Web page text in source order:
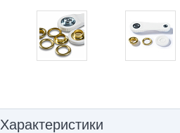
Характеристики